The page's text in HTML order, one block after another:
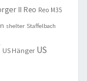
II Reo Reo M35
shelter Staffelbach
US Hänger US